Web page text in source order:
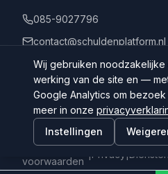
085-9027796
contact@schuldenplatform.nl
Postbus 802, 7400 AV
©
Algemene
voorwaarden
|Privacy |
Wij gebruiken
werking van de site en —
Google Analytics om
meer in onze
Instellingen